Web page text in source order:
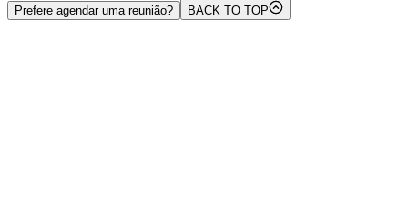
Prefere agendar uma reunião? BACK TO TOP